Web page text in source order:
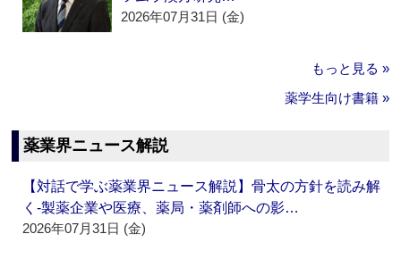
2026年07月31日 (金)
もっと見る »
薬学生向け書籍 »
薬業界ニュース解説
【対話で学ぶ薬業界ニュース解説】骨太の方針を読み解
く‐製薬企業や医療、薬局・薬剤師への影…
2026年07月31日 (金)